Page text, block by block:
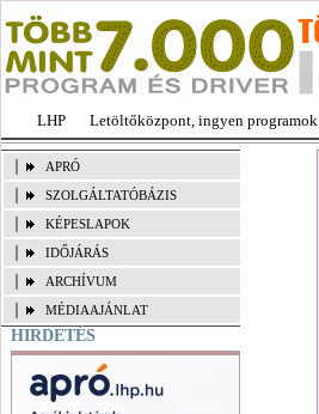
LHP Letöltőközpont, ingyen programok
APRÓ
SZOLGÁLTATÓBÁZIS
KÉPESLAPOK
IDŐJÁRÁS
ARCHÍVUM
MÉDIAAJÁNLAT
HIRDETÉS